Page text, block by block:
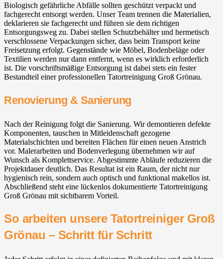
Biologisch gefährliche Abfälle sollten geschützt verpackt und
fachgerecht entsorgt werden. Unser Team trennen die Materialien,
deklarieren sie fachgerecht und führen sie dem richtigen
Entsorgungsweg zu. Dabei stellen Schutzbehälter und hermetisch
verschlossene Verpackungen sicher, dass beim Transport keine
Freisetzung erfolgt. Gegenstände wie Möbel, Bodenbeläge oder
Textilien werden nur dann entfernt, wenn es wirklich erforderlich
ist. Die vorschriftsmäßige Entsorgung ist dabei stets ein fester
Bestandteil einer professionellen Tatortreinigung Groß Grönau.
Renovierung & Sanierung
Nach der Reinigung folgt die Sanierung. Wir demontieren defekte
Komponenten, tauschen in Mitleidenschaft gezogene
Materialschichten und bereiten Flächen für einen neuen Anstrich
vor. Malerarbeiten und Bodenverlegung übernehmen wir auf
Wunsch als Komplettservice. Abgestimmte Abläufe reduzieren die
Projektdauer deutlich. Das Resultat ist ein Raum, der nicht nur
hygienisch rein, sondern auch optisch und funktional makellos ist.
Abschließend steht eine lückenlos dokumentierte Tatortreinigung
Groß Grönau mit sichtbarem Vorteil.
So arbeiten unsere Tatortreiniger Groß
Grönau – Schritt für Schritt